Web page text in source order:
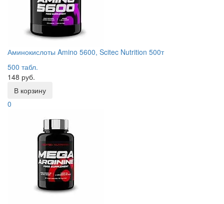
Аминокислоты Amino 5600, Scitec Nutrition 500т
500 табл.
148 руб.
В корзину
0